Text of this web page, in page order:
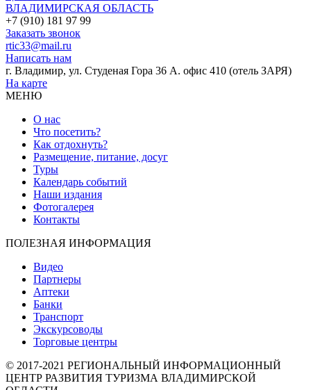
ВЛАДИМИРСКАЯ ОБЛАСТЬ
+7 (910) 181 97 99
Заказать звонок
rtic33@mail.ru
Написать нам
г. Владимир, ул. Студеная Гора 36 А. офис 410 (отель ЗАРЯ)
На карте
МЕНЮ
О нас
Что посетить?
Как отдохнуть?
Размещение, питание, досуг
Туры
Календарь событий
Наши издания
Фотогалерея
Контакты
ПОЛЕЗНАЯ ИНФОРМАЦИЯ
Видео
Партнеры
Аптеки
Банки
Транспорт
Экскурсоводы
Торговые центры
© 2017-2021 РЕГИОНАЛЬНЫЙ ИНФОРМАЦИОННЫЙ
ЦЕНТР РАЗВИТИЯ ТУРИЗМА ВЛАДИМИРСКОЙ